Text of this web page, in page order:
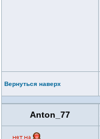
Вернуться наверх
Anton_77